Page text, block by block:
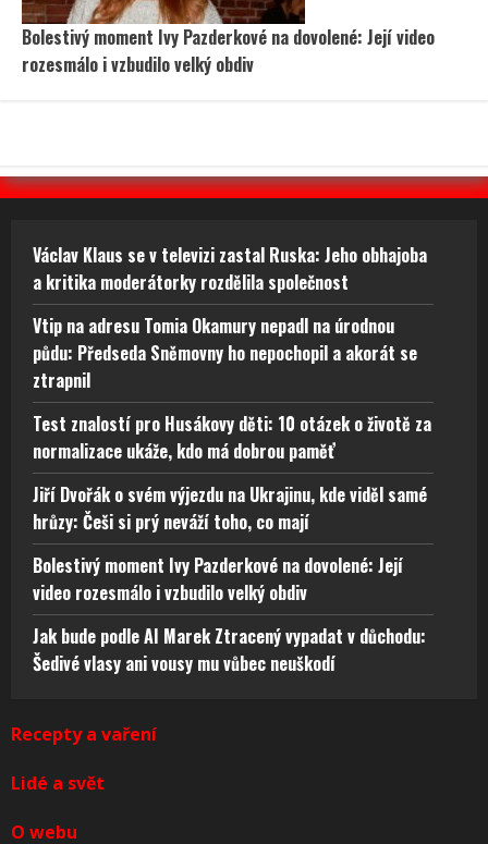
Bolestivý moment Ivy Pazderkové na dovolené: Její video
rozesmálo i vzbudilo velký obdiv
Václav Klaus se v televizi zastal Ruska: Jeho obhajoba
a kritika moderátorky rozdělila společnost
Vtip na adresu Tomia Okamury nepadl na úrodnou
půdu: Předseda Sněmovny ho nepochopil a akorát se
ztrapnil
Test znalostí pro Husákovy děti: 10 otázek o životě za
normalizace ukáže, kdo má dobrou paměť
Jiří Dvořák o svém výjezdu na Ukrajinu, kde viděl samé
hrůzy: Češi si prý neváží toho, co mají
Bolestivý moment Ivy Pazderkové na dovolené: Její
video rozesmálo i vzbudilo velký obdiv
Jak bude podle AI Marek Ztracený vypadat v důchodu:
Šedivé vlasy ani vousy mu vůbec neuškodí
Recepty a vaření
Lidé a svět
O webu